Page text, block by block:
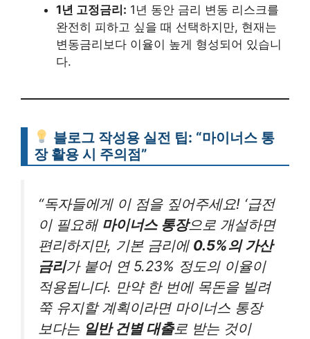
1년 고정금리: 1년 동안 금리 변동 리스크를
완전히 피하고 싶을 때 선택하지만, 현재는
변동금리보다 이율이 높게 형성되어 있습니
다.
블로그 작성용 실전 팁: “마이너스 통
장 활용 시 주의점”
“독자들에게 이 점을 짚어주세요! ‘급전
이 필요해 마이너스 통장으로 개설하면
편리하지만, 기본 금리에 0.5%의 가산
금리가 붙어 연 5.23% 정도의 이율이
적용됩니다. 만약 한 번에 목돈을 빌려
쭉 유지할 계획이라면 마이너스 통장
보다는 일반 건별 대출로 받는 것이